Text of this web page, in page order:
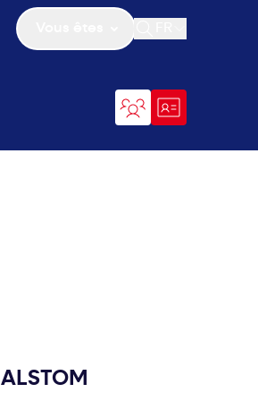
Ouvrir la
ALSTOM